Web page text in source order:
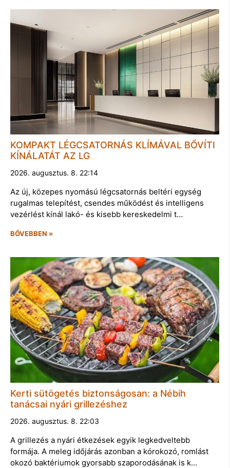
KOMPAKT LÉGCSATORNÁS KLÍMÁVAL BŐVÍTI
KÍNÁLATÁT AZ LG
2026. augusztus. 8. 22:14
Az új, közepes nyomású légcsatornás beltéri egység
rugalmas telepítést, csendes működést és intelligens
vezérlést kínál lakó- és kisebb kereskedelmi t…
BŐVEBBEN »
Kerti sütögetés biztonságosan: a Nébih
tanácsai nyári grillezéshez
2026. augusztus. 8. 22:03
A grillezés a nyári étkezések egyik legkedveltebb
formája. A meleg időjárás azonban a kórokozó, romlást
okozó baktériumok gyorsabb szaporodásának is k…